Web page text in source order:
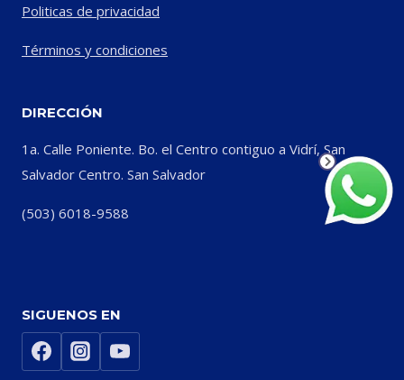
Politicas de privacidad
Términos y condiciones
DIRECCIÓN
1a. Calle Poniente. Bo. el Centro contiguo a Vidrí, San
Salvador Centro. San Salvador
(503) 6018-9588
SIGUENOS EN